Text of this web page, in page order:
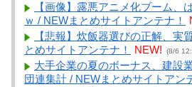
【画像】露悪アニメ化ブーム、
ｗ / NEWまとめサイトアンテナ！
【悲報】炊飯器選びの正解、実
とめサイトアンテナ！
NEW! (8/6
大手企業の夏のボーナス、建設
団連集計 / NEWまとめサイトアン